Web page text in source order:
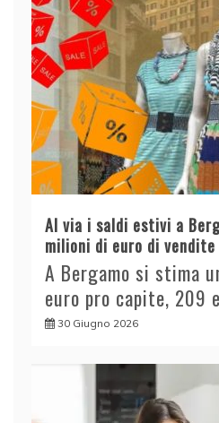
Al via i saldi estivi a
milioni di euro di vendite
A Bergamo si stima
euro pro capite, 209
30 Giugno 2026